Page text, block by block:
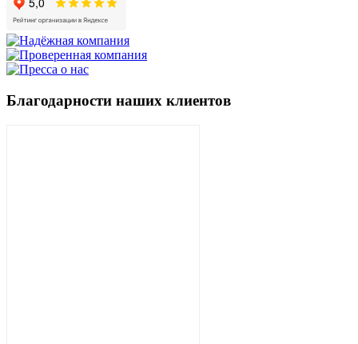
Благодарности наших клиентов